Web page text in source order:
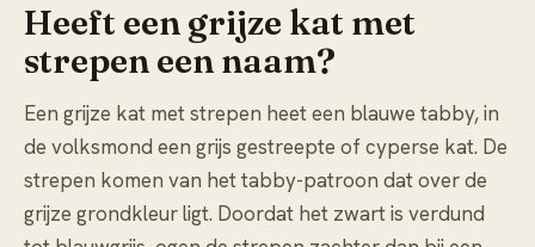
Heeft een grijze kat met
strepen een naam?
Een grijze kat met strepen heet een blauwe tabby, in
de volksmond een grijs gestreepte of cyperse kat. De
strepen komen van het tabby-patroon dat over de
grijze grondkleur ligt. Doordat het zwart is verdund